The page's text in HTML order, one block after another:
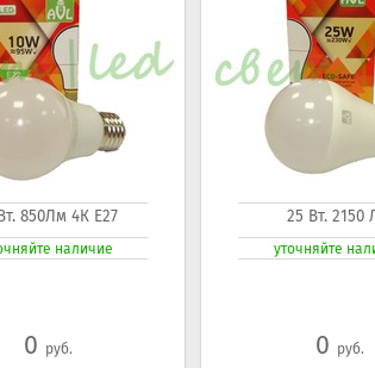
850Лм 4К Е27
наличие
0 руб.
25 Вт. 2150
уточняйте
0 руб.